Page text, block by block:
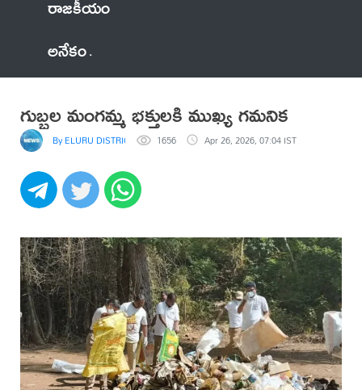
అనేకం
గుబ్బల మంగమ్మ భక్తులకి ముఖ్య గమనిక
By ELURU DISTRICT NEWS1656 Apr 26, 2026, 07:04 IST